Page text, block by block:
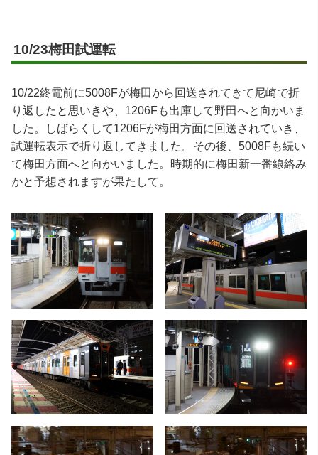
10/23梅田試運転
10/22終電前に5008Fが梅田から回送されてきて尼崎で折
り返したと思いきや、1206Fも出庫して野田へと向かいま
した。しばらくして1206Fが梅田方面に回送されていき、
試運転表示で折り返してきました。その後、5008Fも続い
て梅田方面へと向かいました。時期的に梅田新一番線絡み
かと予想されますが果たして。